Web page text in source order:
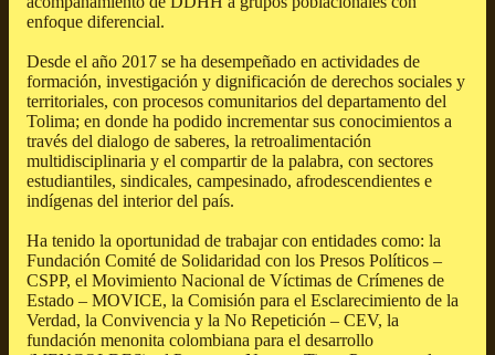
enfoque diferencial.
Desde el año 2017 se ha desempeñado en actividades de
formación, investigación y dignificación de derechos sociales y
territoriales, con procesos comunitarios del departamento del
Tolima; en donde ha podido incrementar sus conocimientos a
través del dialogo de saberes, la retroalimentación
multidisciplinaria y el compartir de la palabra, con sectores
estudiantiles, sindicales, campesinado, afrodescendientes e
indígenas del interior del país.
Ha tenido la oportunidad de trabajar con entidades como: la
Fundación Comité de Solidaridad con los Presos Políticos –
CSPP, el Movimiento Nacional de Víctimas de Crímenes de
Estado – MOVICE, la Comisión para el Esclarecimiento de la
Verdad, la Convivencia y la No Repetición – CEV, la
fundación menonita colombiana para el desarrollo